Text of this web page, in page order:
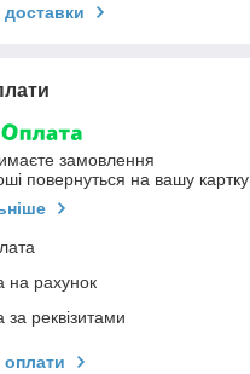
замовлення
повернуться на вашу картку
на рахунок
реквізитами
оплати